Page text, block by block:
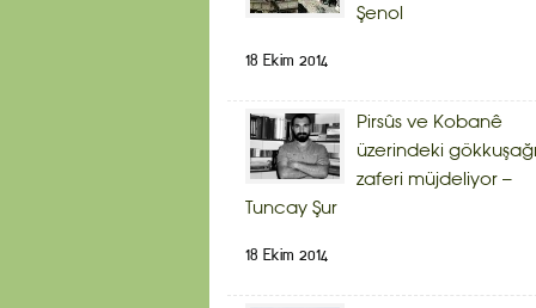
Şenol
18 Ekim 2014
Pirsûs ve Kobanê
üzerindeki gökkuşağı
zaferi müjdeliyor –
Tuncay Şur
18 Ekim 2014